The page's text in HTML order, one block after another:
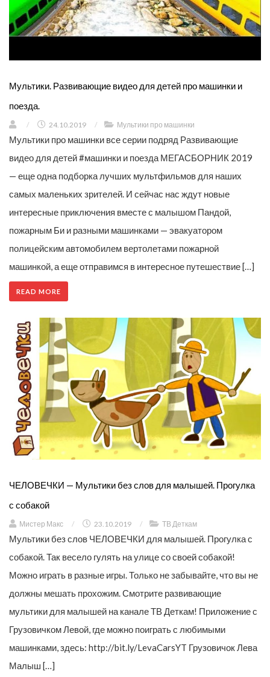
Мультики. Развивающие видео для детей про машинки и
поезда.
/ 24.10.2019 / Мультики про машинки
Мультики про машинки все серии подряд Развивающие
видео для детей #машинки и поезда МЕГАСБОРНИК 2019
— еще одна подборка лучших мультфильмов для наших
самых маленьких зрителей. И сейчас нас ждут новые
интересные приключения вместе с малышом Пандой,
пожарным Би и разными машинками — эвакуатором
полицейским автомобилем вертолетами пожарной
машинкой, а еще отправимся в интересное путешествие […]
READ MORE
ЧЕЛОВЕЧКИ — Мультики без слов для малышей. Прогулка
с собакой
Мистер Макс / 23.10.2019 / ТВ Деткам
Мультики без слов ЧЕЛОВЕЧКИ для малышей. Прогулка с
собакой. Так весело гулять на улице со своей собакой!
Можно играть в разные игры. Только не забывайте, что вы не
должны мешать прохожим. Смотрите развивающие
мультики для малышей на канале ТВ Деткам! Приложение с
Грузовичком Левой, где можно поиграть с любимыми
машинками, здесь: http://bit.ly/LevaCarsYT Грузовичок Лева
Малыш […]